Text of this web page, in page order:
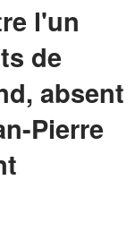
l'un
de
absent
Pierre